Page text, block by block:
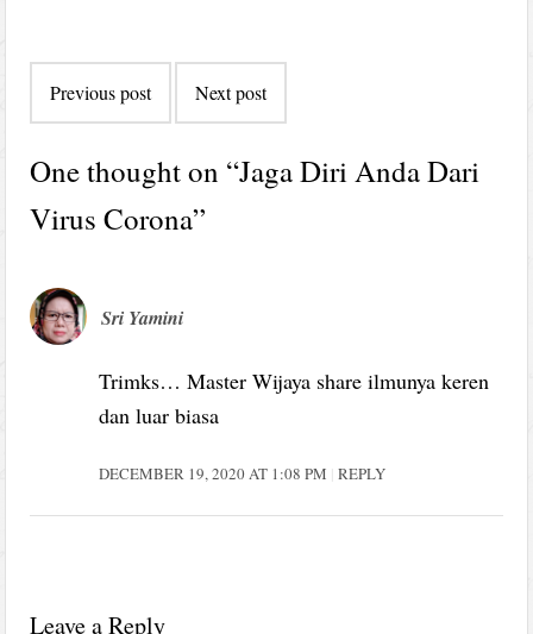
navigation
Previous post Next post
One thought on “Jaga Diri Anda Dari
Virus Corona”
Sri Yamini
Trimks… Master Wijaya share ilmunya keren
dan luar biasa
DECEMBER 19, 2020 AT 1:08 PM REPLY
Leave a Reply